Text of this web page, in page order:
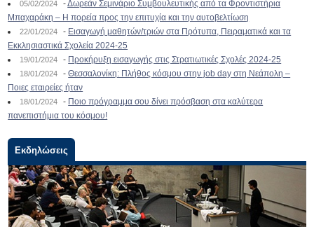
05/02/2024 -Δωρεάν Σεμινάριο Συμβουλευτικής από τα Φροντιστήρια
Μπαχαράκη – Η πορεία προς την επιτυχία και την αυτοβελτίωση
22/01/2024 - Εισαγωγή μαθητών/τριών στα Πρότυπα, Πειραματικά και τα
Εκκλησιαστικά Σχολεία 2024-25
19/01/2024 - Προκήρυξη εισαγωγής στις Στρατιωτικές Σχολές 2024-25
18/01/2024 -Θεσσαλονίκη: Πλήθος κόσμου στην job day στη Νεάπολη –
Ποιες εταιρείες ήταν
18/01/2024 - Ποιο πρόγραμμα σου δίνει πρόσβαση στα καλύτερα
πανεπιστήμια του κόσμου!
Εκδηλώσεις